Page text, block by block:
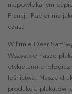
niepowlekanym
Francji. Papier ma
czasu.
W firmie Dear Sam
Wszystkie nasze
etykietami
leśnictwa. Nasze
produkcja plakatów